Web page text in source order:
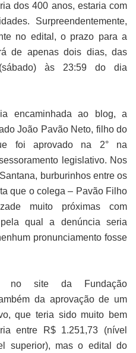
dos 400 anos, estaria com
Surpreendentemente,
no edital, o prazo para a
de apenas dois dias, das
às 23:59 do dia
encaminhada ao blog, a
João Pavão Neto, filho do
foi aprovado na 2° na
legislativo. Nos
burburinhos entre os
que o colega – Pavão Filho
muito próximas com
qual a denúncia seria
pronunciamento fosse
no site da Fundação
da aprovação de um
que teria sido muito bem
entre R$ 1.251,73 (nível
superior), mas o edital do